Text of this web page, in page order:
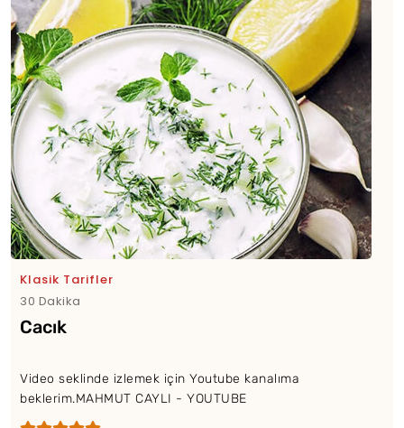
Klasik Tarifler
30 Dakika
Cacık
Video seklinde izlemek için Youtube kanalıma
beklerim.MAHMUT CAYLI - YOUTUBE